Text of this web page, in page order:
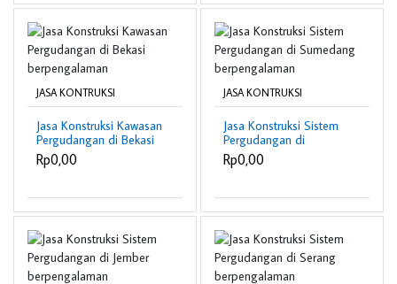
JASA KONTRUKSI
Jasa Konstruksi Kawasan
Pergudangan di Bekasi
berpengalaman
Rp0,00
JASA KONTRUKSI
Jasa Konstruksi Sistem
Pergudangan di
Sumedang
berpengalaman
Rp0,00